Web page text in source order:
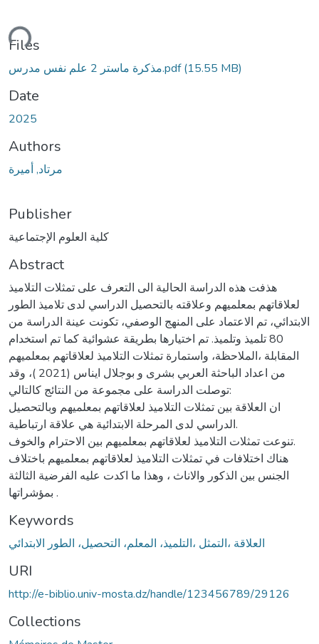
Files
مذكرة ماستر 2 علم نفس مدرس.pdf(15.55 MB)
Date
2025
Authors
مرتاد, أميرة
Publisher
كلية العلوم الإجتماعية
Abstract
هذفت هذه الدراسة الحالية الى التعرف على تمثلات التلاميذ
لعلاقاتهم بمعلميهم وعلاقته بالتحصيل الدراسي لدى تلاميذ الطور
الابتدائي، تم الاعتماد على المنهج الوصفي، تكونت عينة الدراسة من
80 تلميذ وتلميذ. تم اختيارها بطريقة عشوائية كما تم استخدام
المقابلة ،الملاحظة، واستمارة تمثلات التلاميذ لعلاقاتهم بمعلميهم
من اعداد الباحثة العربي بشرى و بوجلال ايناس (2021 )، وقد
توصلت الدراسة على مجموعة من النتائج كالتالي:
ان العلاقة بين تمثلات التلاميذ لعلاقاتهم بمعلميهم وبالتحصيل
الدراسي لدى المرحلة الابتدائية هي علاقة ارتباطية.
تنوعت تمثلات التلاميذ لعلاقاتهم بمعلميهم بين الاحترام والخوف.
هناك اختلافات في تمثلات التلاميذ لعلاقاتهم بمعلميهم باختلاف
الجنس بين الذكور والاناث ، وهذا ما اكدت عليه الفرضية الثالثة
بمؤشراتها .
Keywords
العلاقة ،التمثل ،التلميذ، المعلم، التحصيل، الطور الابتدائي
URI
http://e-biblio.univ-mosta.dz/handle/123456789/29126
Collections